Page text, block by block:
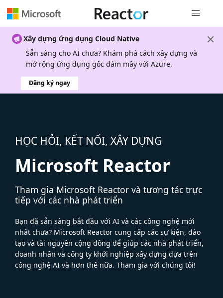
Xây dựng ứng dụng Cloud Native
Sẵn sàng cho AI chưa? Khám phá cách xây dựng và
mở rộng ứng dụng gốc đám mây với Azure.
Đăng ký ngay
HỌC HỎI, KẾT NỐI, XÂY DỰNG
Microsoft Reactor
Tham gia Microsoft Reactor và tương tác trực
tiếp với các nhà phát triển
Bạn đã sẵn sàng bắt đầu với AI và các công nghệ mới
nhất chưa? Microsoft Reactor cung cấp các sự kiện, đào
tạo và tài nguyên cộng đồng để giúp các nhà phát triển,
doanh nhân và công ty khởi nghiệp xây dựng dựa trên
công nghệ AI và hơn thế nữa. Tham gia với chúng tôi!